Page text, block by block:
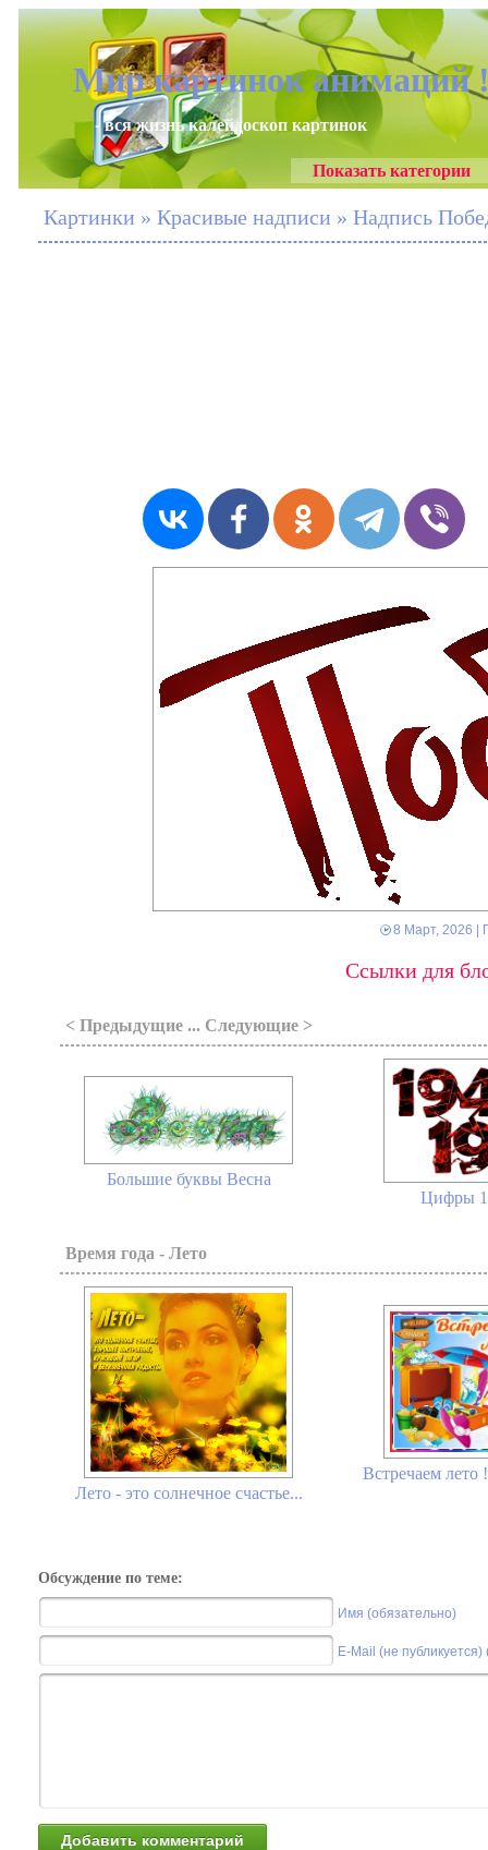
Мир картинок анимаций
- вся жизнь калейдоскоп картинок
Показать категории
Картинки » Красивые надписи » Надпись
8 Март, 2026 |
Ссылки для
< Предыдущие ... Следующие >
Большие буквы Весна
Цифры
Время года - Лето
Лето - это солнечное счастье...
Встречаем лето
Обсуждение по теме:
Имя (обязательно)
E-Mail (не